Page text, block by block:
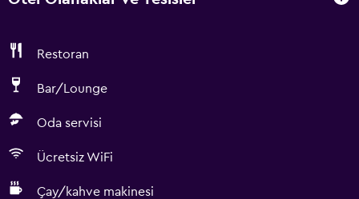
Restoran
Bar/Lounge
Oda servisi
Ücretsiz WiFi
Çay/kahve makinesi